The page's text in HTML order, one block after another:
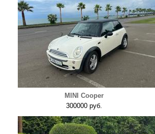
MINI Cooper
300000 руб.